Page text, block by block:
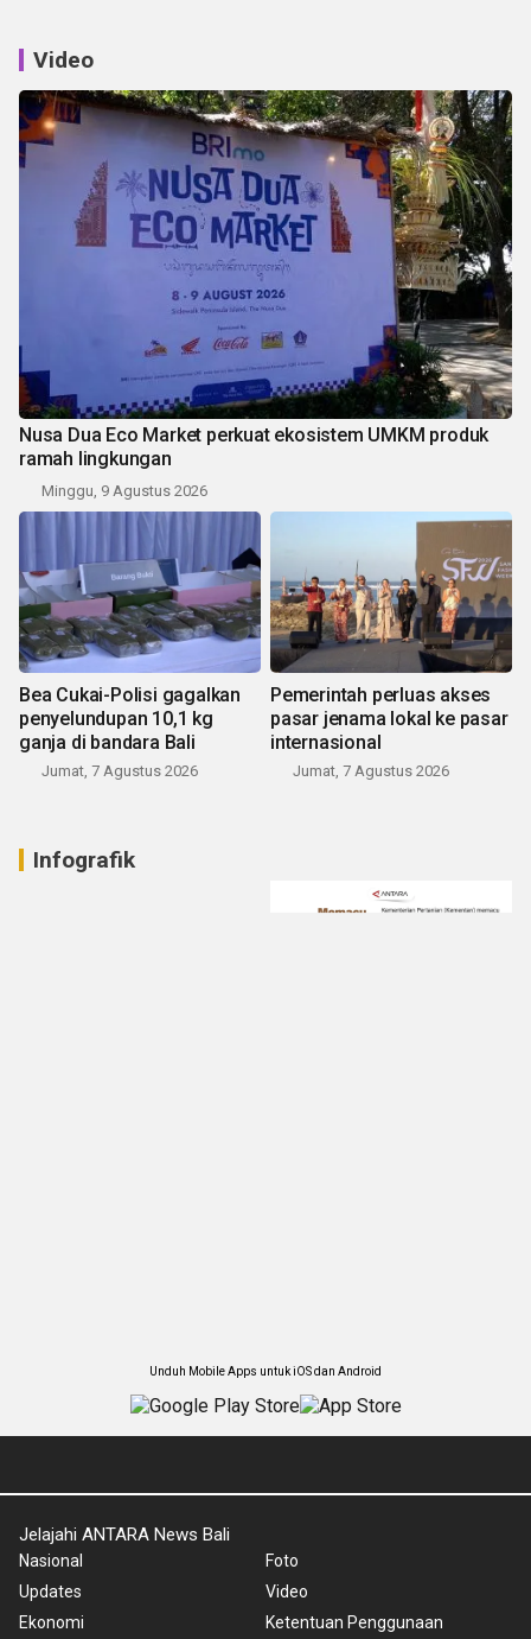
Video
Nusa Dua Eco Market perkuat ekosistem UMKM produk
ramah lingkungan
Minggu, 9 Agustus 2026
Bea Cukai-Polisi gagalkan
penyelundupan 10,1 kg
ganja di bandara Bali
Jumat, 7 Agustus 2026
Pemerintah perluas akses
pasar jenama lokal ke pasar
internasional
Jumat, 7 Agustus 2026
Infografik
Unduh Mobile Apps untuk iOS dan Android
Jelajahi ANTARA News Bali
Nasional
Updates
Ekonomi
Foto
Video
Ketentuan Penggunaan